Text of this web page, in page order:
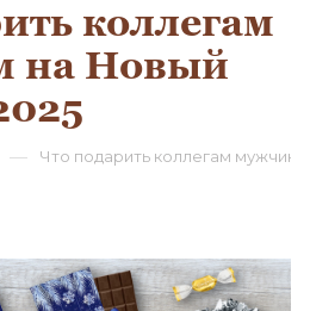
коллегам
на Новый
— Что подарить коллегам